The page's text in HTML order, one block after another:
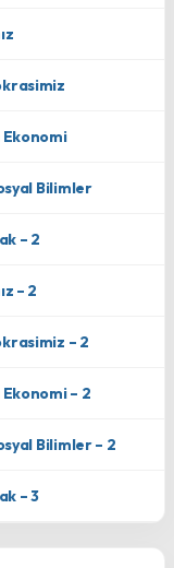
Ekonomi
Bilimler
– 2
– 2
– 2
Ekonomi – 2
Bilimler – 2
– 3